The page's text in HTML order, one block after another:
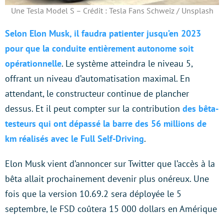
Une Tesla Model S – Crédit : Tesla Fans Schweiz / Unsplash
Selon Elon Musk, il faudra patienter jusqu’en 2023
pour que la conduite entièrement autonome soit
opérationnelle. Le système atteindra le niveau 5,
offrant un niveau d’automatisation maximal. En
attendant, le constructeur continue de plancher
dessus. Et il peut compter sur la contribution des bêta-
testeurs qui ont dépassé la barre des 56 millions de
km réalisés avec le Full Self-Driving.
Elon Musk vient d’annoncer sur Twitter que l’accès à la
bêta allait prochainement devenir plus onéreux. Une
fois que la version 10.69.2 sera déployée le 5
septembre, le FSD coûtera 15 000 dollars en Amérique